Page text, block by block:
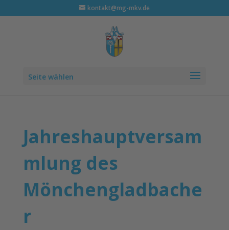
kontakt@mg-mkv.de
Seite wählen
Jahreshauptversam
mlung des
Mönchengladbache
r